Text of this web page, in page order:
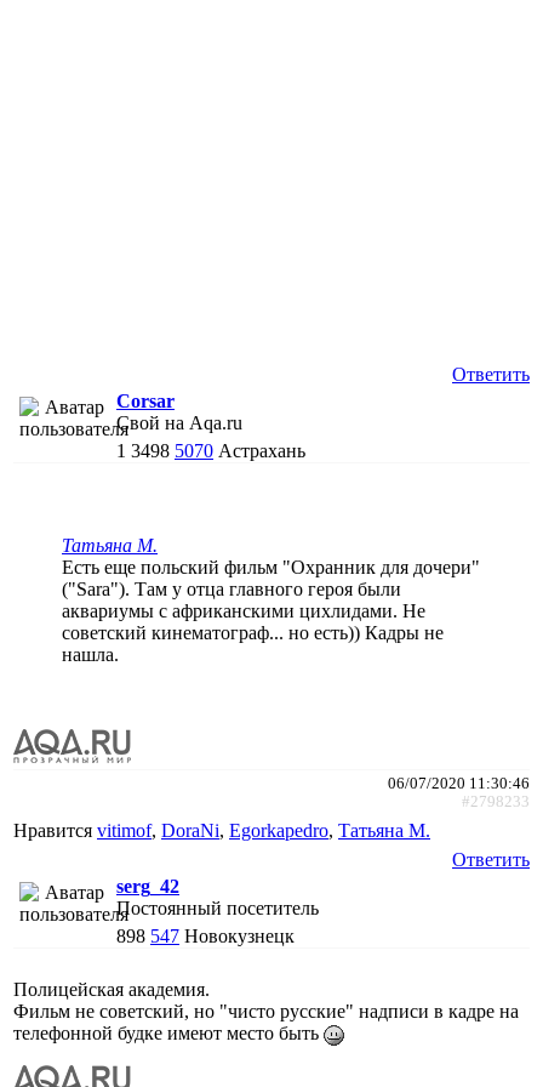
Ответить
Corsar
Свой на Aqa.ru
1 3498 5070 Астрахань
Татьяна М.
Есть еще польский фильм "Охранник для дочери"
("Sara"). Там у отца главного героя были
аквариумы с африканскими цихлидами. Не
советский кинематограф... но есть)) Кадры не
нашла.
06/07/2020 11:30:46
#2798233
Нравится vitimof, DoraNi, Egorkapedro, Татьяна М.
Ответить
serg_42
Постоянный посетитель
898 547 Новокузнецк
Полицейская академия.
Фильм не советский, но "чисто русские" надписи в кадре на
телефонной будке имеют место быть